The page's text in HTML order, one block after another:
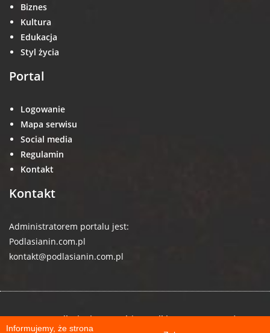
Informujemy, że strona
Biznes
Kultura
Edukacja
Styl życia
Portal
Logowanie
Mapa serwisu
Social media
Regulamin
Kontakt
Kontakt
Administratorem portalu jest:
Podlasianin.com.pl
kontakt@podlasianin.com.pl
© 2026 podlasianin.com.pl | Wszelkie prawa zastrzeżone